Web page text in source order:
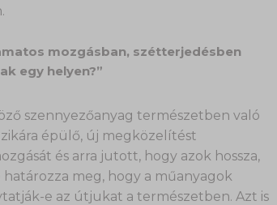
mozgásban, szétterjedésben
egy helyen?”
szennyezőanyag természetben való
épülő, új megközelítést
és arra jutott, hogy azok hossza,
meg, hogy a műanyagok
e az útjukat a természetben. Azt is